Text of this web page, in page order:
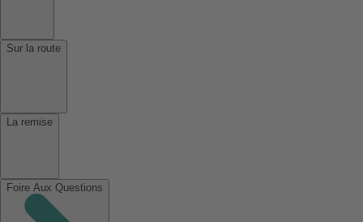
Sur la route
La remise
Foire Aux Questions